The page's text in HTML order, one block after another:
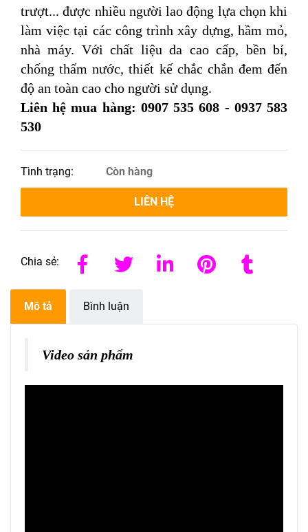
trượt... được nhiều người lao động lựa chọn khi
làm việc tại các công trình xây dựng, hầm mỏ,
nhà máy. Với chất liệu da cao cấp, bền bỉ,
chống thấm nước, thiết kế chắc chắn đem đến
độ an toàn cao cho người sử dụng.
Liên hệ mua hàng: 0907 535 608 - 0937 583
530
Tình trạng: Còn hàng
LIÊN HỆ
Chia sẻ:
Mô tả Bình luận
Video sản phẩm